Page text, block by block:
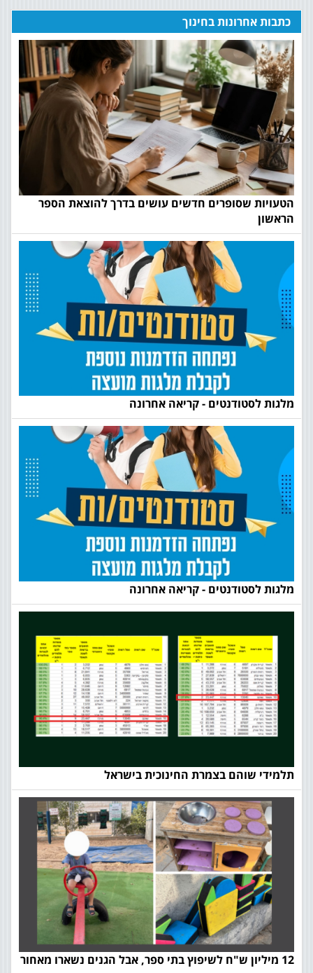
כתבות אחרונות בחינוך
הטעויות שסופרים חדשים עושים בדרך להוצאת הספר
הראשון
מלגות לסטודנטים - קריאה אחרונה
מלגות לסטודנטים - קריאה אחרונה
תלמידי שוהם בצמרת החינוכית בישראל
12 מיליון ש"ח לשיפוץ בתי ספר, אבל הגנים נשארו מאחור